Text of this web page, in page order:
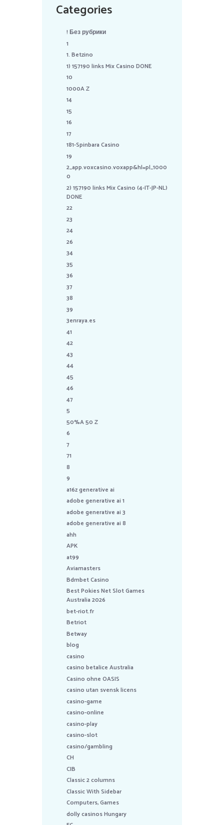
Categories
! Без рубрики
1
1. Betzino
1) 157190 links Mix Casino DONE
10
1000A Z
14
15
16
17
181-Spinbara Casino
19
2_app.voxcasino.voxapp&hl=pl_1000
0
2) 157190 links Mix Casino (4-IT-JP-NL)
DONE
22
23
24
26
34
35
36
37
38
39
3enraya.es
41
42
43
44
45
46
47
5
50%A 50 Z
6
7
71
8
9
a16z generative ai
adobe generative ai 1
adobe generative ai 3
adobe generative ai 8
ahh
APK
at99
Aviamasters
Bdmbet Casino
Best Pokies Net Slot Games
Australia 2026
bet-riot.fr
Betriot
Betway
blog
casino
casino betalice Australia
Casino ohne OASIS
casino utan svensk licens
casino-game
casino-online
casino-play
casino-slot
casino/gambling
CH
CIB
Classic 2 columns
Classic With Sidebar
Computers, Games
dolly casinos Hungary